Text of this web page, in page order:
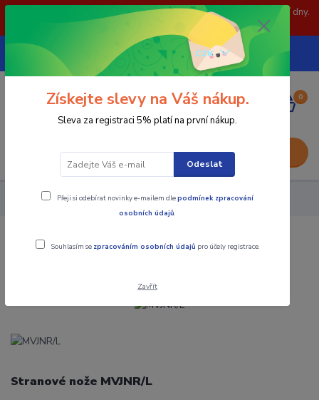
POZOR: 31.7 , 3.8 a 5.8- zavřeno. objednávky odešleme následující dny.
Děkujeme za pochopení.
CZK
739252246
(Po-Pá, 8-15 hod.)
0
0,00 Kč
Nástroje - Kovoobrábění MVJNR/L
MVJNR/L
Stranové nože MVJNR/L
Získejte slevy na Váš nákup.
Sleva za registraci 5% platí na první nákup.
Odeslat
Přeji si odebírat novinky e-mailem dlepodmínek zpracování
osobních údajů.
Souhlasím se zpracováním osobních údajů pro účely registrace.
Zavřít